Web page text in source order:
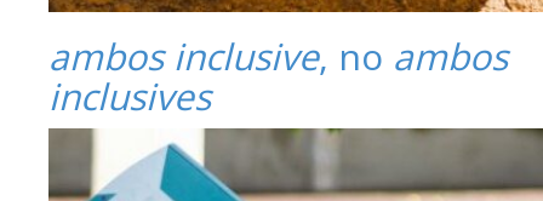
ambos inclusive, no ambos
inclusives